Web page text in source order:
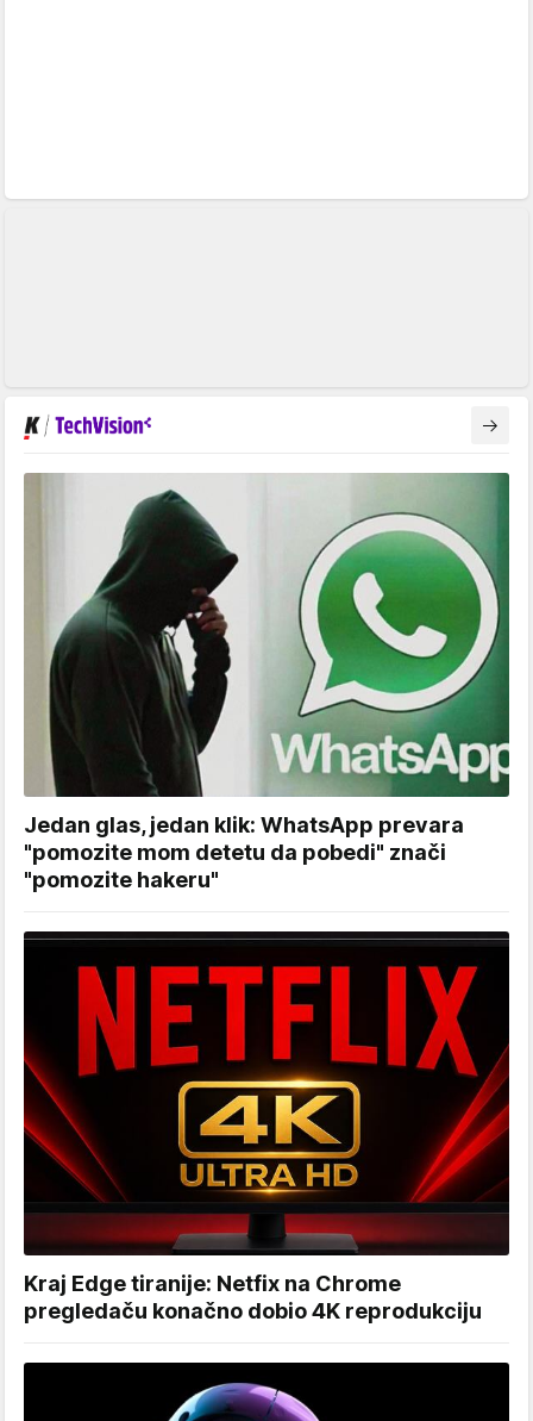
Jedan glas, jedan klik: WhatsApp prevara
"pomozite mom detetu da pobedi" znači
"pomozite hakeru"
Kraj Edge tiranije: Netfix na Chrome
pregledaču konačno dobio 4K reprodukciju